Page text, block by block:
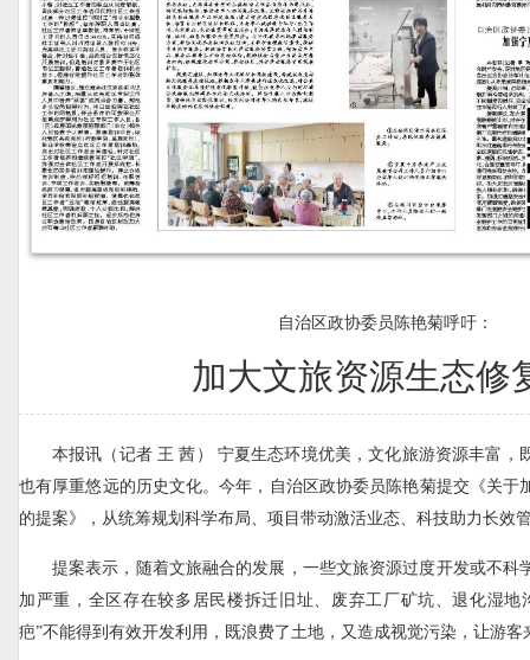
自治区政协委员陈艳菊呼吁：
加大文旅资源生态修
本报讯（记者 王 茜） 宁夏生态环境优美，文化旅游资源丰富，
也有厚重悠远的历史文化。今年，自治区政协委员陈艳菊提交《关于
的提案》，从统筹规划科学布局、项目带动激活业态、科技助力长效
提案表示，随着文旅融合的发展，一些文旅资源过度开发或不科
加严重，全区存在较多居民楼拆迁旧址、废弃工厂矿坑、退化湿地
疤”不能得到有效开发利用，既浪费了土地，又造成视觉污染，让游客